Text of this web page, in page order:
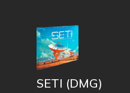
SETI (DMG)